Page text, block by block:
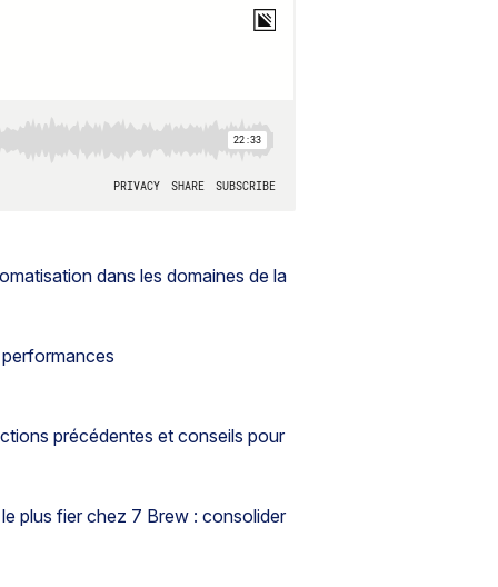
dans les domaines de la
précédentes et conseils pour
plus fier chez 7 Brew : consolider